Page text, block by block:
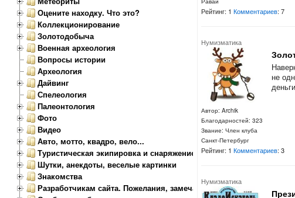
Рейтинг: 1 Комментариев: 7
Нумизматика
Автор: Archik
Благодарностей: 323
Звание: Член клуба
Санкт-Петербург
не
Рейтинг: 1 Комментариев: 3
Нумизматика
Оцените находку. Что это?
Коллекционирование
Золотодобыча
Военная археология
Вопросы истории
Археология
Дайвинг
Спелеология
Палеонтология
Фото
Видео
Авто, мотто, квадро, вело...
Туристическая экипировка и снаряжение
Шутки, анекдоты, веселые картинки
Знакомства
Разработчикам сайта. Пожелания, замечания.